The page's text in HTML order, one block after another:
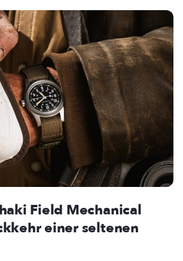
Field Mechanical
einer seltenen